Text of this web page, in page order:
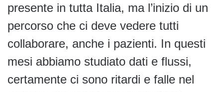
presente in tutta Italia, ma l’inizio di un
percorso che ci deve vedere tutti
collaborare, anche i pazienti. In questi
mesi abbiamo studiato dati e flussi,
certamente ci sono ritardi e falle nel